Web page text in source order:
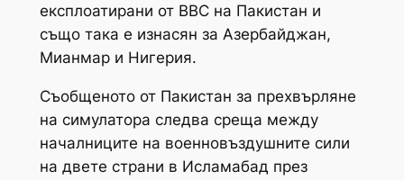
експлоатирани от ВВС на Пакистан и
също така е изнасян за Азербайджан,
Мианмар и Нигерия.
Съобщеното от Пакистан за прехвърляне
на симулатора следва среща между
началниците на военновъздушните сили
на двете страни в Исламабад през